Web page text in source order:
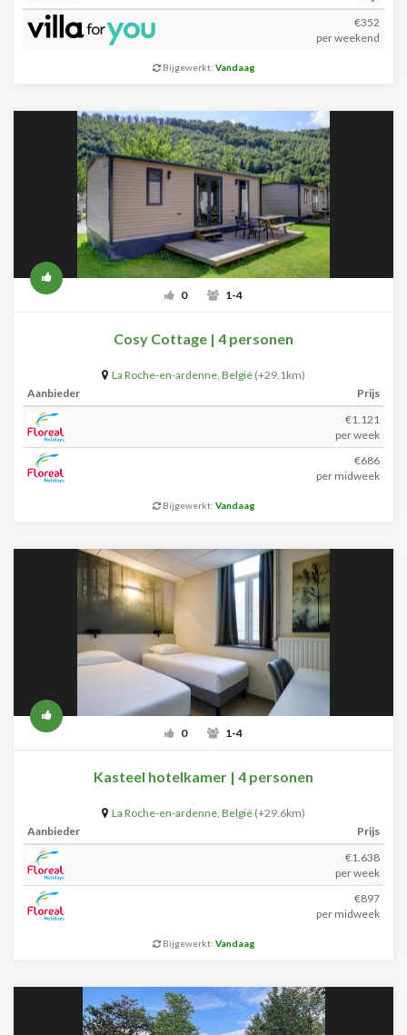
€352
per weekend
Bijgewerkt: Vandaag
0 1-4
Cosy Cottage | 4 personen
La Roche-en-ardenne, België (+29.1km)
Aanbieder
Prijs
€1.121
per week
€686
per midweek
Bijgewerkt: Vandaag
0 1-4
Kasteel hotelkamer | 4 personen
La Roche-en-ardenne, België (+29.6km)
Aanbieder
Prijs
€1.638
per week
€897
per midweek
Bijgewerkt: Vandaag